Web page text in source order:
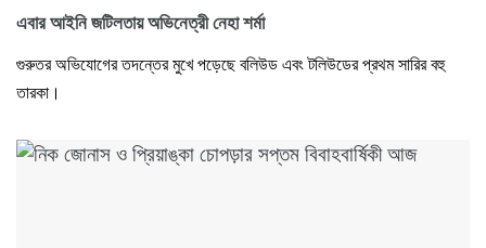
এবার আইনি জটিলতায় অভিনেত্রী নেহা শর্মা
গুরুতর অভিযোগের তদন্তের মুখে পড়েছে বলিউড এবং টলিউডের প্রথম সারির বহু
তারকা।